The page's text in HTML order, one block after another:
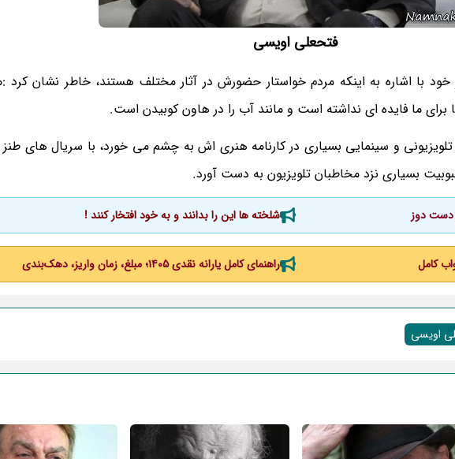
فتحعلی اویسی
اشاره به اینکه مردم خواستار حضورش در آثار مختلف هستند، خاطر نشان کرد
ما فایده ای نداشته است و مانند آب را در هاون کوبیدن است.
و سینمایی بسیاری در کارنامه هنری اش به چشم می خورد، با سریال های طنز
بسیاری نزد مخاطبان تلویزیون به دست آورد.
دست دوز شلخته ها این را بدانند و به خود افتخار کنند !
کامل راهنمای کامل یارانه نقدی ۱۴۰۵؛ مبلغ، زمان واریز، دهک‌بندی
اویسی